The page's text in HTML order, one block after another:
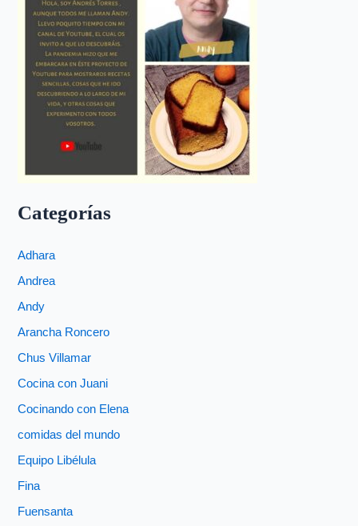
Categorías
Adhara
Andrea
Andy
Arancha Roncero
Chus Villamar
Cocina con Juani
Cocinando con Elena
comidas del mundo
Equipo Libélula
Fina
Fuensanta